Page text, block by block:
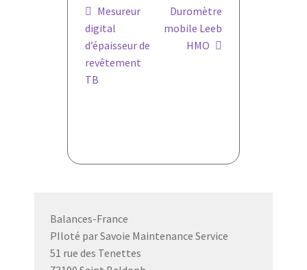
Navigation
de
l’article
Article
précédent :
Mesureur
digital
d’épaisseur de
revêtement
TB
Article
suivant :
Duromètre
mobile Leeb
HMO
Balances-France
PIloté par Savoie Maintenance Service
51 rue des Tenettes